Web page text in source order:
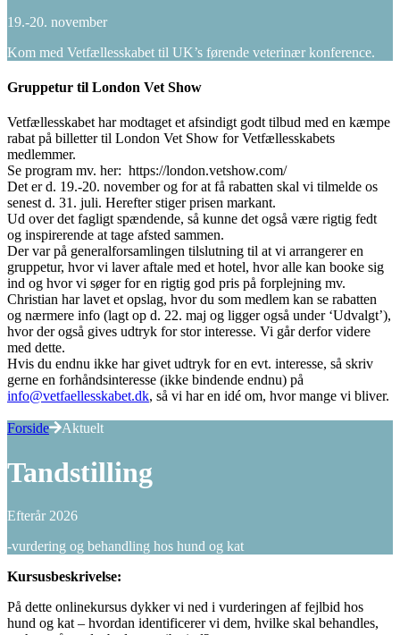
19.-20. november
Kom med Vetfællesskabet til UK’s førende veterinær konference.
Gruppetur til London Vet Show
Vetfællesskabet har modtaget et afsindigt godt tilbud med en kæmpe
rabat på billetter til London Vet Show for Vetfællesskabets
medlemmer.
Se program mv. her: https://london.vetshow.com/
Det er d. 19.-20. november og for at få rabatten skal vi tilmelde os
senest d. 31. juli. Herefter stiger prisen markant.
Ud over det fagligt spændende, så kunne det også være rigtig fedt
og inspirerende at tage afsted sammen.
Der var på generalforsamlingen tilslutning til at vi arrangerer en
gruppetur, hvor vi laver aftale med et hotel, hvor alle kan booke sig
ind og hvor vi søger for en rigtig god pris på forplejning mv.
Christian har lavet et opslag, hvor du som medlem kan se rabatten
og nærmere info (lagt op d. 22. maj og ligger også under ‘Udvalgt’),
hvor der også gives udtryk for stor interesse. Vi går derfor videre
med dette.
Hvis du endnu ikke har givet udtryk for en evt. interesse, så skriv
gerne en forhåndsinteresse (ikke bindende endnu) på
info@vetfaellesskabet.dk, så vi har en idé om, hvor mange vi bliver.
Forside Aktuelt
Tandstilling
Efterår 2026
-vurdering og behandling hos hund og kat
Kursusbeskrivelse:
På dette onlinekursus dykker vi ned i vurderingen af fejlbid hos
hund og kat – hvordan identificerer vi dem, hvilke skal behandles,